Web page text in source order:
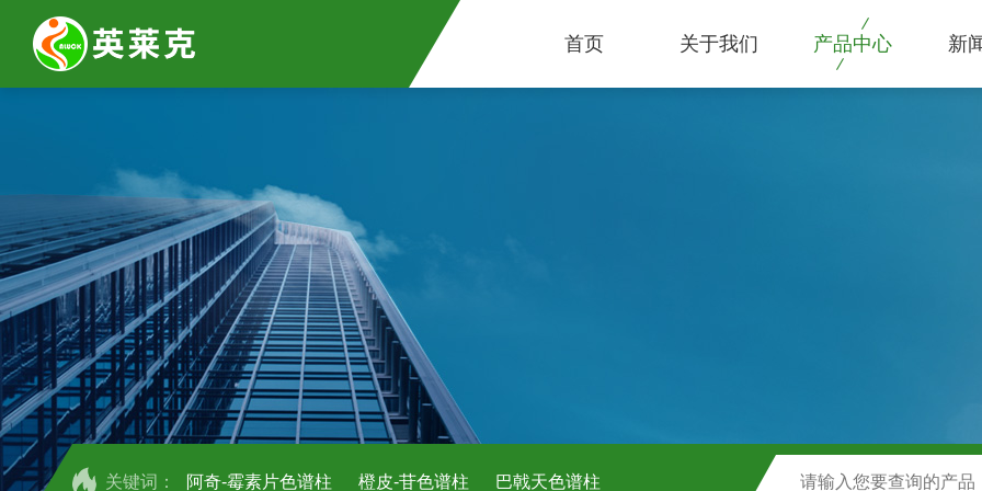
首页 关于我们 产品中心 新
关键词： 阿奇-霉素片色谱柱 橙皮-苷色谱柱 巴戟天色谱柱